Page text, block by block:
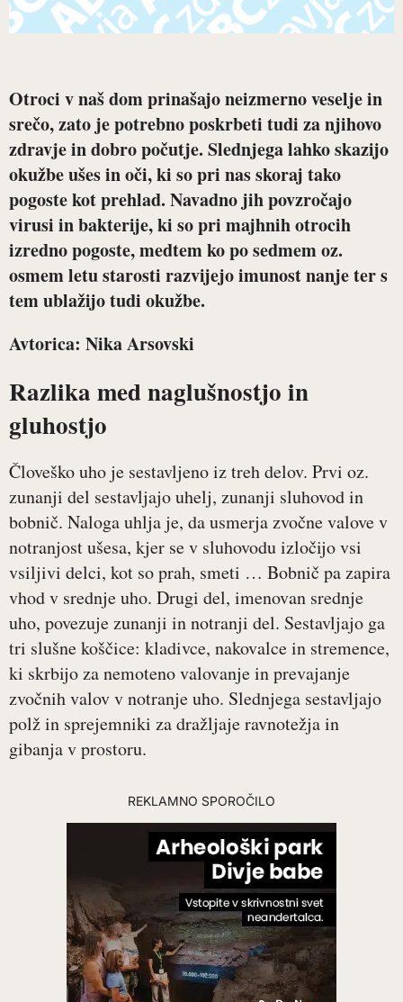
Otroci v naš dom prinašajo neizmerno veselje in
srečo, zato je potrebno poskrbeti tudi za njihovo
zdravje in dobro počutje. Slednjega lahko skazijo
okužbe ušes in oči, ki so pri nas skoraj tako
pogoste kot prehlad. Navadno jih povzročajo
virusi in bakterije, ki so pri majhnih otrocih
izredno pogoste, medtem ko po sedmem oz.
osmem letu starosti razvijejo imunost nanje ter s
tem ublažijo tudi okužbe.
Avtorica: Nika Arsovski
Razlika med naglušnostjo in
gluhostjo
Človeško uho je sestavljeno iz treh delov. Prvi oz.
zunanji del sestavljajo uhelj, zunanji sluhovod in
bobnič. Naloga uhlja je, da usmerja zvočne valove v
notranjost ušesa, kjer se v sluhovodu izločijo vsi
vsiljivi delci, kot so prah, smeti … Bobnič pa zapira
vhod v srednje uho. Drugi del, imenovan srednje
uho, povezuje zunanji in notranji del. Sestavljajo ga
tri slušne koščice: kladivce, nakovalce in stremence,
ki skrbijo za nemoteno valovanje in prevajanje
zvočnih valov v notranje uho. Slednjega sestavljajo
polž in sprejemniki za dražljaje ravnotežja in
gibanja v prostoru.
REKLAMNO SPOROČILO